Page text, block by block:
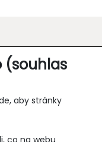
(souhlas
aby stránky